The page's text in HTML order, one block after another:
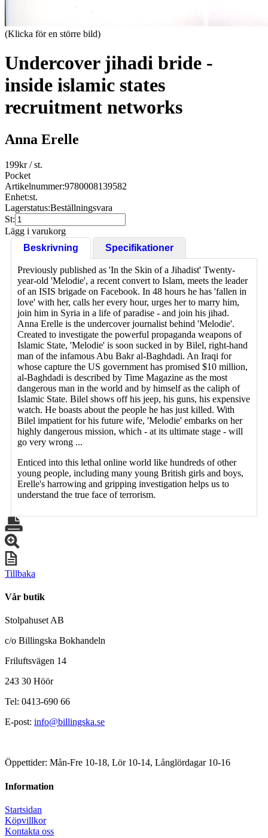
(Klicka för en större bild)
Undercover jihadi bride -
inside islamic states
recruitment networks
Anna Erelle
199kr/ st.
Pocket
Artikelnummer:9780008139582
Enhet:st.
Lagerstatus:Beställningsvara
St:
Lägg i varukorg
Beskrivning
Specifikationer
Previously published as 'In the Skin of a Jihadist' Twenty-
year-old 'Melodie', a recent convert to Islam, meets the leader
of an ISIS brigade on Facebook. In 48 hours he has 'fallen in
love' with her, calls her every hour, urges her to marry him,
join him in Syria in a life of paradise - and join his jihad.
Anna Erelle is the undercover journalist behind 'Melodie'.
Created to investigate the powerful propaganda weapons of
Islamic State, 'Melodie' is soon sucked in by Bilel, right-hand
man of the infamous Abu Bakr al-Baghdadi. An Iraqi for
whose capture the US government has promised $10 million,
al-Baghdadi is described by Time Magazine as the most
dangerous man in the world and by himself as the caliph of
Islamic State. Bilel shows off his jeep, his guns, his expensive
watch. He boasts about the people he has just killed. With
Bilel impatient for his future wife, 'Melodie' embarks on her
highly dangerous mission, which - at its ultimate stage - will
go very wrong ...
Enticed into this lethal online world like hundreds of other
young people, including many young British girls and boys,
Erelle's harrowing and gripping investigation helps us to
understand the true face of terrorism.
Tillbaka
Vår butik
Stolpahuset AB
c/o Billingska Bokhandeln
Friluftsvägen 14
243 30 Höör
Tel: 0413-690 66
E-post: info@billingska.se
Öppettider: Mån-Fre 10-18, Lör 10-14, Långlördagar 10-16
Information
Startsidan
Köpvillkor
Kontakta oss